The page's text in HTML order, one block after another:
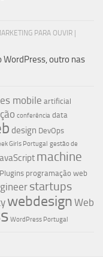
PARA OUVIR |
outro nas
mobile artificial
conferência data
design DevOps
Girls Portugal gestão de
machine
Plugins programação web
startups
webdesign Web
WordPress Portugal